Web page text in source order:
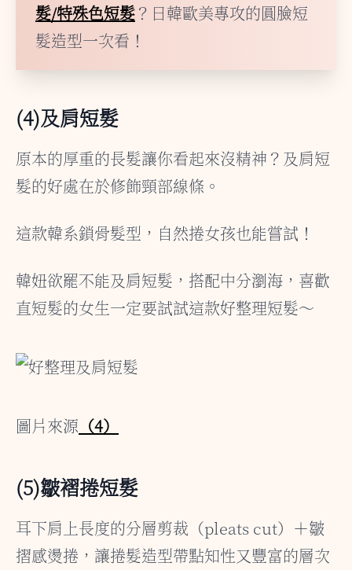
髮/特殊色短髮？日韓歐美專攻的圓臉短
髮造型一次看！
(4)及肩短髮
原本的厚重的長髮讓你看起來沒精神？及肩短
髮的好處在於修飾頸部線條。
這款韓系鎖骨髮型，自然捲女孩也能嘗試！
韓妞欲罷不能及肩短髮，搭配中分瀏海，喜歡
直短髮的女生一定要試試這款好整理短髮～
圖片來源 （4）
(5)皺褶捲短髮
耳下肩上長度的分層剪裁（pleats cut）＋皺
摺感燙捲，讓捲髮造型帶點知性又豐富的層次